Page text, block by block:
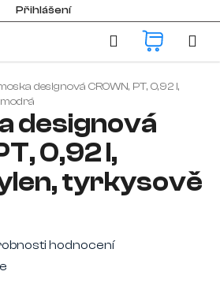
Přihlášení
Hledat
designová CROWN, PT, 0,92 l,
designová
0,92 l,
tyrkysově
hodnocení